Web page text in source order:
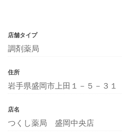
店舗タイプ
調剤薬局
住所
岩手県盛岡市上田１－５－３１
店名
つくし薬局 盛岡中央店